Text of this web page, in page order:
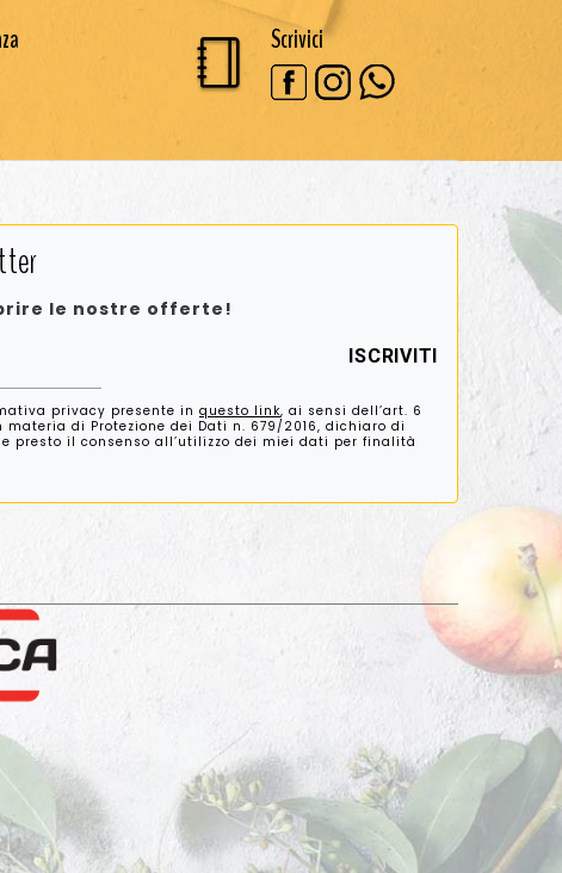
Scrivici
le nostre offerte!
privacy presente in questo link, ai sensi dell’art. 6
materia di Protezione dei Dati n. 679/2016, dichiaro di
presto il consenso all’utilizzo dei miei dati per finalità